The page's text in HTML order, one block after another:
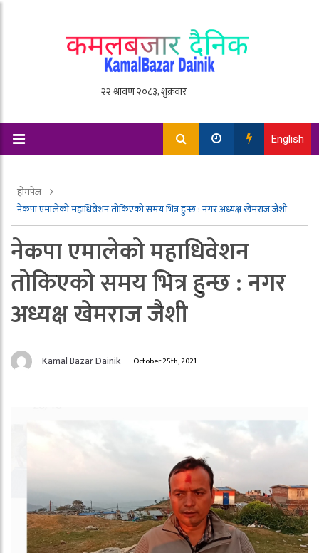
English
होमपेज
नेकपा एमालेको महाधिवेशन ताेकिएको समय भित्र हुन्छ : नगर अध्यक्ष खेमराज जैशी
नेकपा एमालेको महाधिवेशन
ताेकिएको समय भित्र हुन्छ : नगर
अध्यक्ष खेमराज जैशी
Kamal Bazar Dainik October 25th, 2021